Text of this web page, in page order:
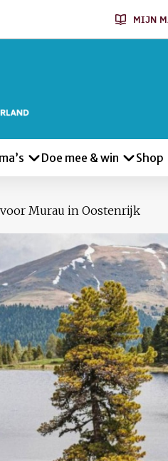
MIJN
Doe mee & win Shop
Murau in Oostenrijk